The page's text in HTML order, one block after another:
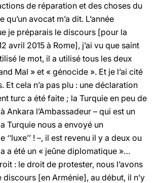
de réparation et des choses du
qu’un avocat m’a dit. L’année
je préparais le discours [pour la
avril 2015 à Rome], j’ai vu que saint
le mot, il a utilisé tous les deux
Mal » et « génocide ». Et je l’ai cité
Et cela n’a pas plu : une déclaration
turc a été faite ; la Turquie en peu de
Ankara l’Ambassadeur – qui est un
Turquie nous a envoyé un
‘‘luxe’’ ! –, il est revenu il y a deux ou
a été un « jeûne diplomatique »…
: le droit de protester, nous l’avons
discours [en Arménie], au début, il n’y